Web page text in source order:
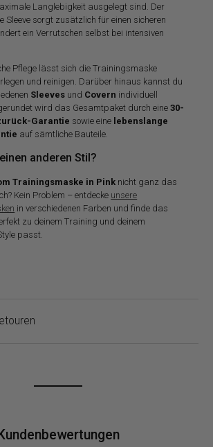
Langlebigkeit ausgelegt sind. Der
Sleeve sorgt zusätzlich für einen sicheren
ein Verrutschen selbst bei intensiven
Pflege lässt sich die Trainingsmaske
und reinigen. Darüber hinaus kannst du
Sleeves und Covern individuell
wird das Gesamtpaket durch eine30-
Garantie sowie eine lebenslange
auf sämtliche Bauteile.
anderen Stil?
Trainingsmaske in Pink nicht ganz das
Kein Problem – entdecke unsere
in verschiedenen Farben und finde das
zu deinem Training und deinem
passt.
Kundenbewertungen